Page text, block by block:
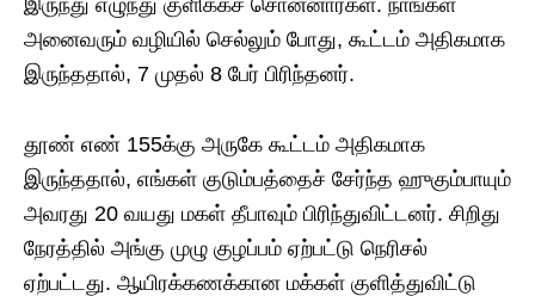
அனைவரும் வழியில் செல்லும் போது, ​​கூட்டம் அதிகமாக
இருந்ததால், 7 முதல் 8 பேர் பிரிந்தனர்.
தூண் எண் 155க்கு அருகே கூட்டம் அதிகமாக
இருந்ததால், எங்கள் குடும்பத்தைச் சேர்ந்த ஹுகும்பாயும்
அவரது 20 வயது மகள் தீபாவும் பிரிந்துவிட்டனர். சிறிது
நேரத்தில் அங்கு முழு குழப்பம் ஏற்பட்டு நெரிசல்
ஏற்பட்டது. ஆயிரக்கணக்கான மக்கள் குளித்துவிட்டு